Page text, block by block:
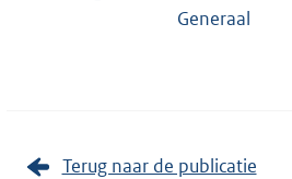
Terug naar de publicatie